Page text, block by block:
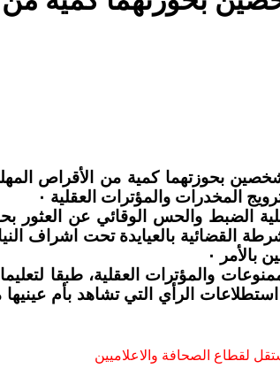
المخدرات والمؤترات العقلية ٠
القضائية بالعيايدة تحت اشراف
٠
والمؤترات العقلية، طبقا
استطلاعات الرأي التي تشاهد بأم
لقطاع الصحافة والاعلاميين